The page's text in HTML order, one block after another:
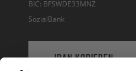
BIC: BFSWDE33MNZ
SozialBank
IBAN KOPIEREN